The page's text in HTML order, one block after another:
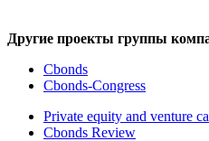
Другие проекты группы
Cbonds
Cbonds-Congress
Private equity and venture
Cbonds Review